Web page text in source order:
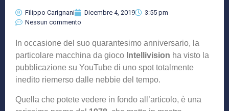
Filippo Carignani Dicembre 4, 2019
3:55 pm
Nessun commento
In occasione del suo quarantesimo anniversario, la
particolare macchina da gioco Intellivision ha visto la
pubblicazione su YouTube di uno spot totalmente
inedito riemerso dalle nebbie del tempo.
Quella che potete vedere in fondo all’articolo, è una